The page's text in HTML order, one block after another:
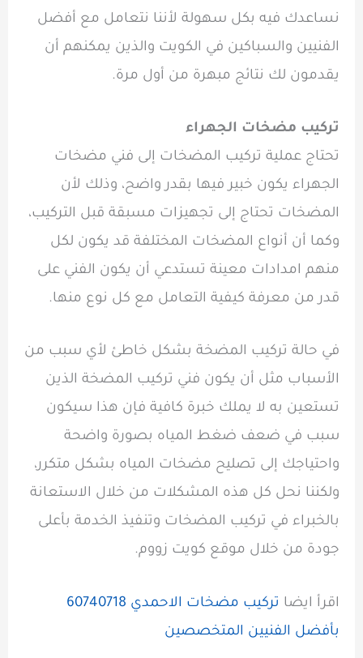
نساعدك فيه بكل سهولة لأننا نتعامل مع أفضل
الفنيين والسباكين في الكويت والذين يمكنهم أن
يقدمون لك نتائج مبهرة من أول مرة.
تركيب مضخات الجهراء
تحتاج عملية تركيب المضخات إلى فني مضخات
الجهراء يكون خبير فيها بقدر واضح، وذلك لأن
المضخات تحتاج إلى تجهيزات مسبقة قبل التركيب،
وكما أن أنواع المضخات المختلفة قد يكون لكل
منهم امدادات معينة تستدعي أن يكون الفني على
قدر من معرفة كيفية التعامل مع كل نوع منها.
في حالة تركيب المضخة بشكل خاطئ لأي سبب من
الأسباب مثل أن يكون فني تركيب المضخة الذين
تستعين به لا يملك خبرة كافية فإن هذا سيكون
سبب في ضعف ضغط المياه بصورة واضحة
واحتياجك إلى تصليح مضخات المياه بشكل متكرر،
ولكننا نحل كل هذه المشكلات من خلال الاستعانة
بالخبراء في تركيب المضخات وتنفيذ الخدمة بأعلى
جودة من خلال موقع كويت زووم.
اقرأ ايضا
بأفضل الفنيين المتخصصين